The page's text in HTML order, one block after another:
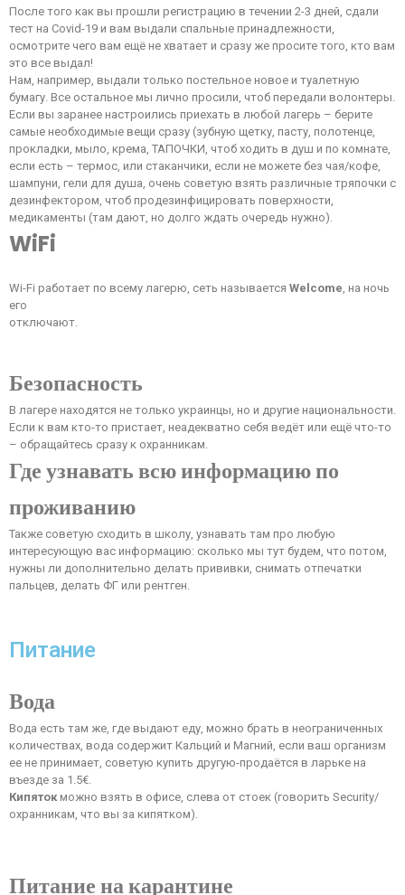
После того как вы прошли регистрацию в течении 2-3 дней, сдали
тест на Covid-19 и вам выдали спальные принадлежности,
осмотрите чего вам ещё не хватает и сразу же просите того, кто вам
это все выдал!
Нам, например, выдали только постельное новое и туалетную
бумагу. Все остальное мы лично просили, чтоб передали волонтеры.
Если вы заранее настроились приехать в любой лагерь – берите
самые необходимые вещи сразу (зубную щетку, пасту, полотенце,
прокладки, мыло, крема, ТАПОЧКИ, чтоб ходить в душ и по комнате,
если есть – термос, или стаканчики, если не можете без чая/кофе,
шампуни, гели для душа, очень советую взять различные тряпочки с
дезинфектором, чтоб продезинфицировать поверхности,
медикаменты (там дают, но долго ждать очередь нужно).
WiFi
Wi-Fi работает по всему лагерю, сеть называется Welcome , на ночь
его
отключают.
Безопасность
В лагере находятся не только украинцы, но и другие национальности.
Если к вам кто-то пристает, неадекватно себя ведёт или ещё что-то
– обращайтесь сразу к охранникам.
Где узнавать всю информацию по
проживанию
Также советую сходить в школу, узнавать там про любую
интересующую вас информацию: сколько мы тут будем, что потом,
нужны ли дополнительно делать прививки, снимать отпечатки
пальцев, делать ФГ или рентген.
Питание
Вода
Вода есть там же, где выдают еду, можно брать в неограниченных
количествах, вода содержит Кальций и Магний, если ваш организм
ее не принимает, советую купить другую-продаётся в ларьке на
въезде за 1.5€.
Кипяток можно взять в офисе, слева от стоек (говорить Security/
охранникам, что вы за кипятком).
Питание на карантине